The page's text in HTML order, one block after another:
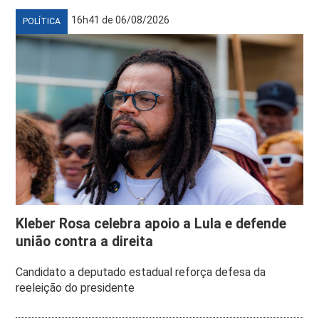
POLÍTICA 16h41 de 06/08/2026
Kleber Rosa celebra apoio a Lula e defende
união contra a direita
Candidato a deputado estadual reforça defesa da
reeleição do presidente